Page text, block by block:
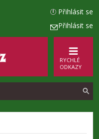
Přihlásit se
Přihlásit se
RYCHLÉ
ODKAZY